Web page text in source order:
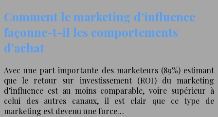
Comment le marketing d’influence
façonne-t-il les comportements
d’achat
Avec une part importante des marketeurs (89%) estimant
que le retour sur investissement (ROI) du marketing
d’influence est au moins comparable, voire supérieur à
celui des autres canaux, il est clair que ce type de
marketing est devenu une force…